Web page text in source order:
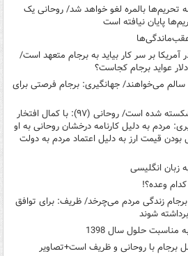
تحریم‌ها بالمره لغو خواهد شد/ روحانی یک
پایان نیافته است
دولتی در آمریکا بر سر کار بیاید به برجام متعهد است/
می‌خواهند/ جهانگیری: برجام فرصتی برای
روحانی (۹۳): کاسه تحریم شکسته شده است/ روحانی (۹۷): با کمال افتخار
مردم به دلیل کارنامه درخشان روحانی به او
(۹۶): متعادل بودن قیمت ارز به دلیل اعتماد مردم به دولت
زبان انگلیسی
وعده؟!
زندگی مردم می‌چرخد/ ظریف: برای توافق
شوند
حلول سال 1398